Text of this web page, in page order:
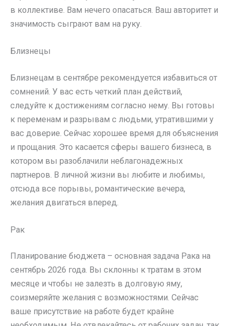
в коллективе. Вам нечего опасаться. Ваш авторитет и
значимость сыграют вам на руку.
Близнецы
Близнецам в сентябре рекомендуется избавиться от
сомнений. У вас есть четкий план действий,
следуйте к достижениям согласно нему. Вы готовы
к переменам и разрывам с людьми, утратившими у
вас доверие. Сейчас хорошее время для объяснения
и прощания. Это касается сферы вашего бизнеса, в
котором вы разоблачили неблагонадежных
партнеров. В личной жизни вы любите и любимы,
отсюда все порывы, романтические вечера,
желания двигаться вперед.
Рак
Планирование бюджета – основная задача Рака на
сентябрь 2026 года. Вы склонны к тратам в этом
месяце и чтобы не залезть в долговую яму,
соизмеряйте желания с возможностями. Сейчас
ваше присутствие на работе будет крайне